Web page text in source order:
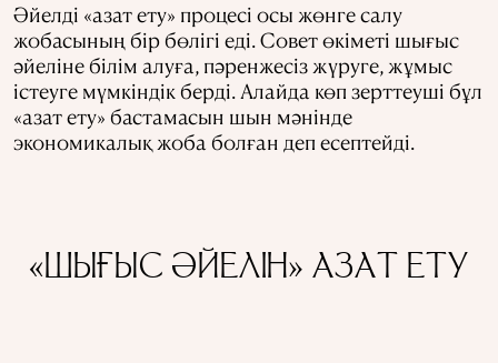
Әйелді «азат ету» процесі осы жөнге салу
жобасының бір бөлігі еді. Совет өкіметі шығыс
әйеліне білім алуға, пәренжесіз жүруге, жұмыс
істеуге мүмкіндік берді. Алайда көп зерттеуші бұл
«азат ету» бастамасын шын мәнінде
экономикалық жоба болған деп есептейді.
«ШЫҒЫС ӘЙЕЛІН» АЗАТ ЕТУ